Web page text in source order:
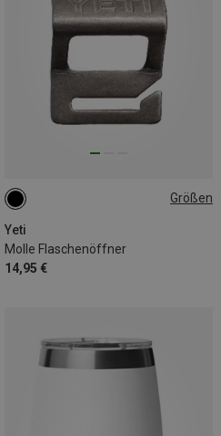
Größen
Yeti
Molle Flaschenöffner
14,95 €
ONE SIZE